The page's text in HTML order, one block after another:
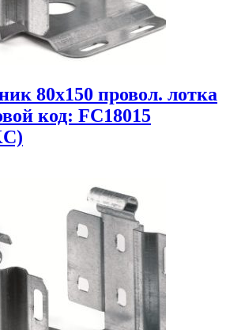
80х150 провол. лотка
код: FC18015